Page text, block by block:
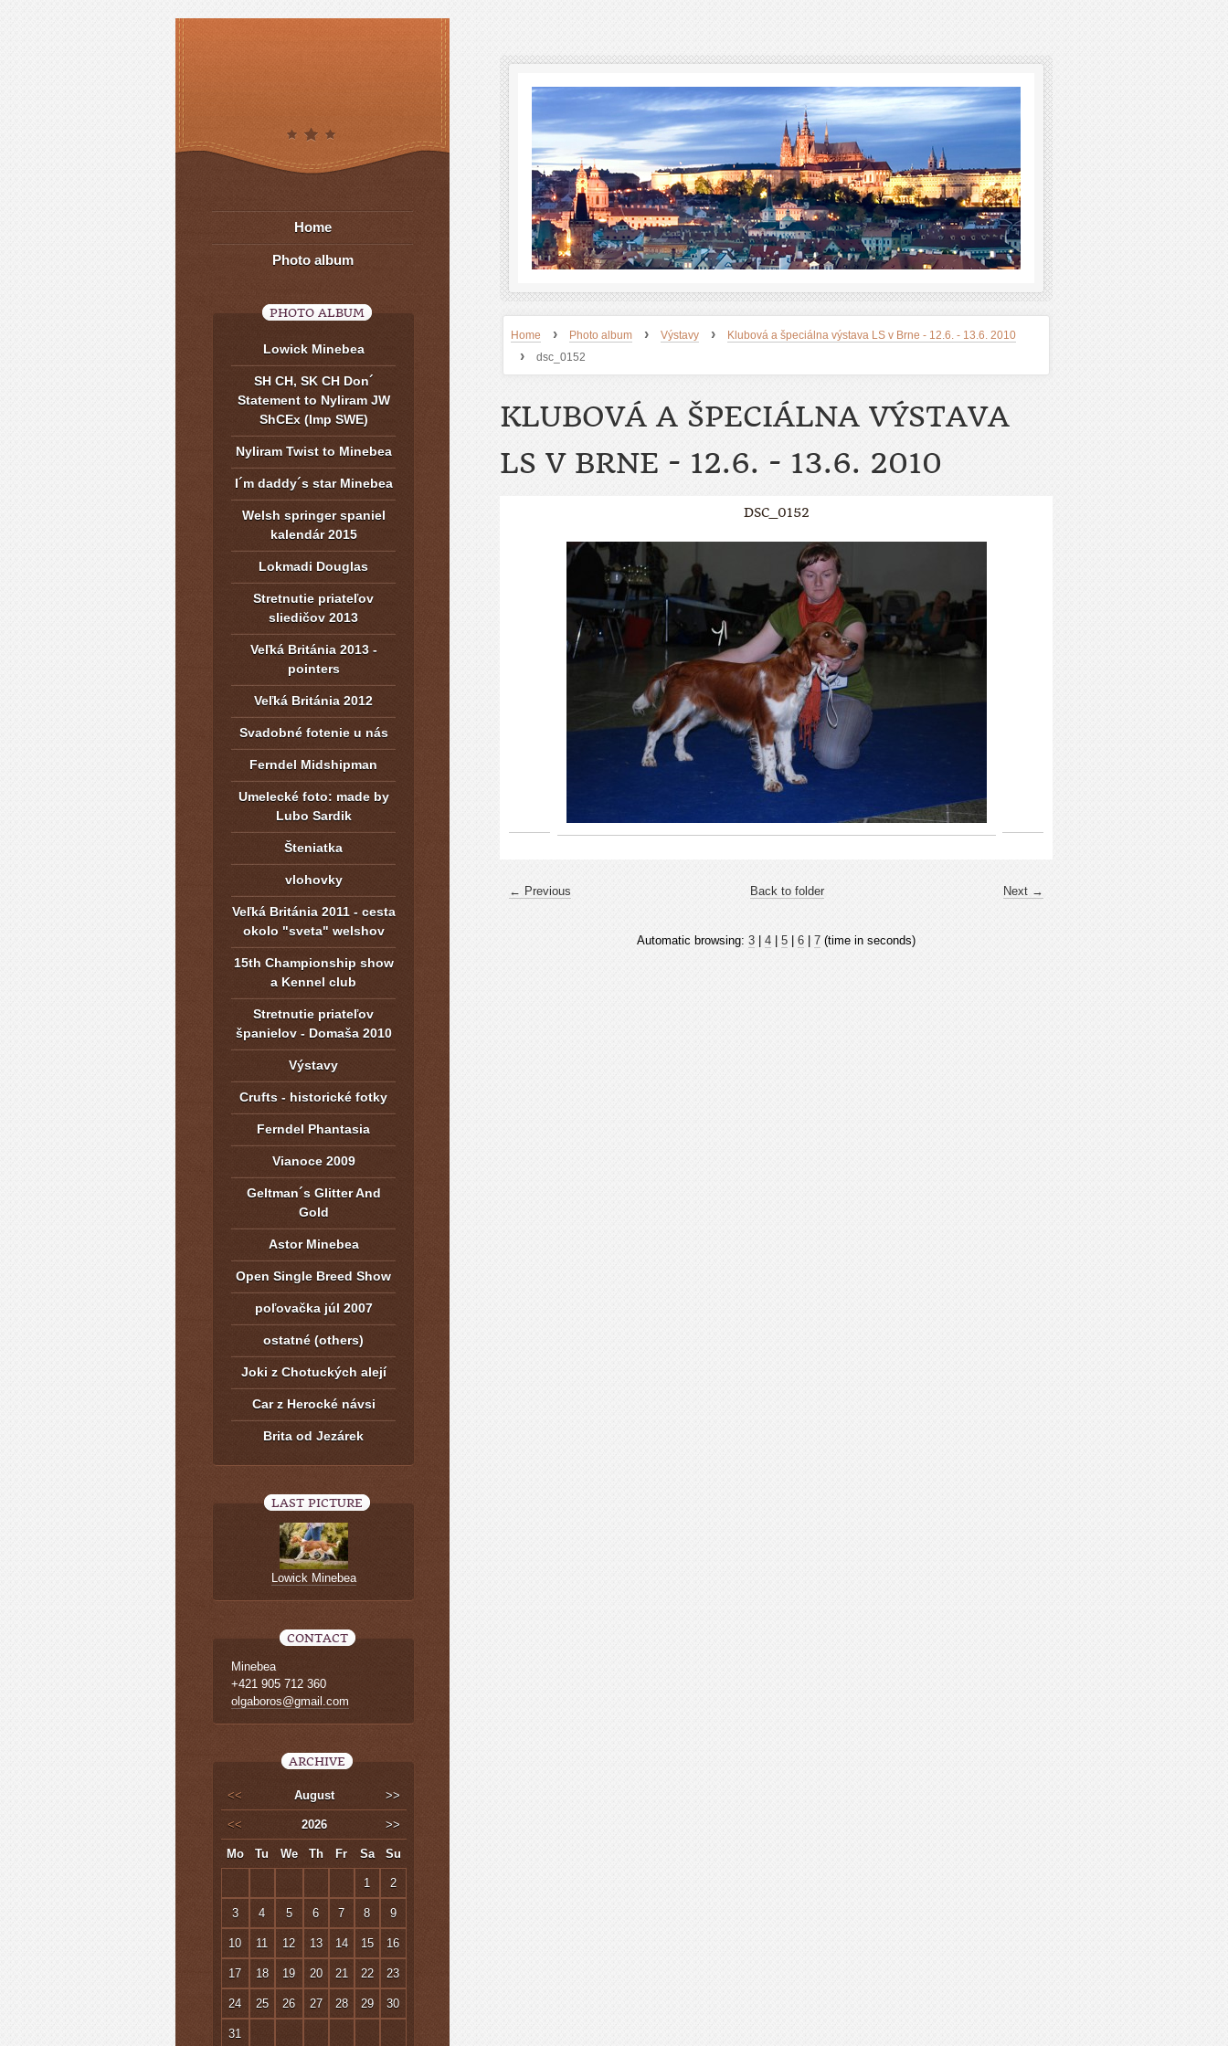
Home › Photo album › Výstavy › Klubová a špeciálna výstava LS v Brne - 12.6. - 13.6. 2010
› dsc_0152
KLUBOVÁ A ŠPECIÁLNA VÝSTAVA
LS V BRNE - 12.6. - 13.6. 2010
DSC_0152
← Previous Next →
Back to folder
Automatic browsing: 3 4 5 6 7 (time in seconds)
Home
Photo album
PHOTO ALBUM
Lowick Minebea
SH CH, SK CH Don´
Statement to Nyliram JW
ShCEx (Imp SWE)
Nyliram Twist to Minebea
I´m daddy´s star Minebea
Welsh springer spaniel
kalendár 2015
Lokmadi Douglas
Stretnutie priateľov
sliedičov 2013
Veľká Británia 2013 -
pointers
Veľká Británia 2012
Svadobné fotenie u nás
Ferndel Midshipman
Umelecké foto: made by
Lubo Sardik
Šteniatka
vlohovky
Veľká Británia 2011 - cesta
okolo "sveta" welshov
15th Championship show
a Kennel club
Stretnutie priateľov
španielov - Domaša 2010
Výstavy
Crufts - historické fotky
Ferndel Phantasia
Vianoce 2009
Geltman´s Glitter And
Gold
Astor Minebea
Open Single Breed Show
poľovačka júl 2007
ostatné (others)
Joki z Chotuckých alejí
Car z Herocké návsi
Brita od Jezárek
LAST PICTURE
Lowick Minebea
CONTACT
Minebea
+421 905 712 360
olgaboros@gmail.com
ARCHIVE
<< August >>
<< 2026 >>
Mo Tu We Th Fr Sa Su
1 2
3 4 5 6 7 8 9
10 11 12 13 14 15 16
17 18 19 20 21 22 23
24 25 26 27 28 29 30
31